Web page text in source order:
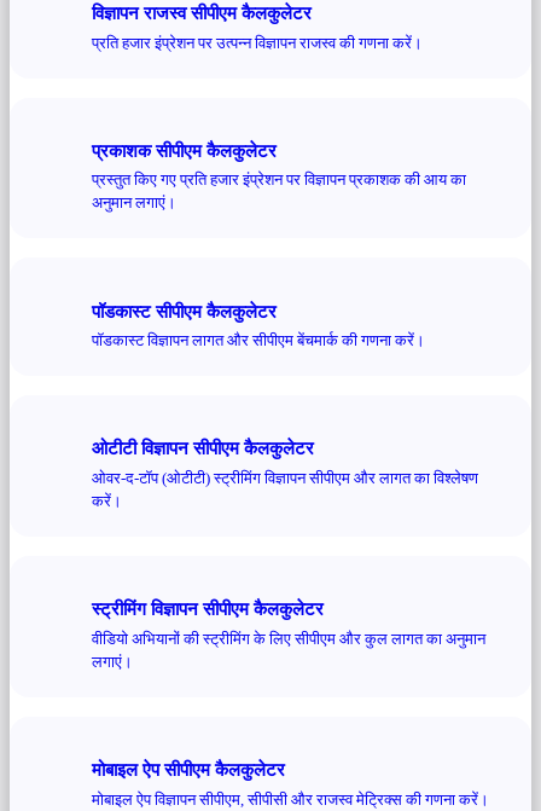
विज्ञापन राजस्व सीपीएम कैलकुलेटर
प्रति हजार इंप्रेशन पर उत्पन्न विज्ञापन राजस्व की गणना करें।
प्रकाशक सीपीएम कैलकुलेटर
प्रस्तुत किए गए प्रति हजार इंप्रेशन पर विज्ञापन प्रकाशक की आय का
अनुमान लगाएं।
पॉडकास्ट सीपीएम कैलकुलेटर
पॉडकास्ट विज्ञापन लागत और सीपीएम बेंचमार्क की गणना करें।
ओटीटी विज्ञापन सीपीएम कैलकुलेटर
ओवर-द-टॉप (ओटीटी) स्ट्रीमिंग विज्ञापन सीपीएम और लागत का विश्लेषण
करें।
स्ट्रीमिंग विज्ञापन सीपीएम कैलकुलेटर
वीडियो अभियानों की स्ट्रीमिंग के लिए सीपीएम और कुल लागत का अनुमान
लगाएं।
मोबाइल ऐप सीपीएम कैलकुलेटर
मोबाइल ऐप विज्ञापन सीपीएम, सीपीसी और राजस्व मेट्रिक्स की गणना करें।